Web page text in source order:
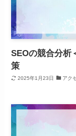
SEOの競合分析
策
2025年1月23日 アク